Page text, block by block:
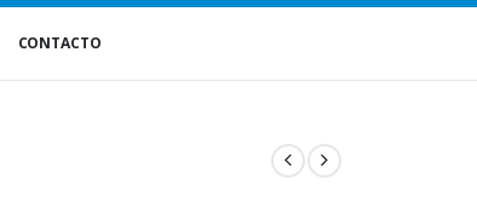
CONTACTO